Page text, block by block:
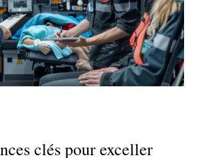
clés pour exceller